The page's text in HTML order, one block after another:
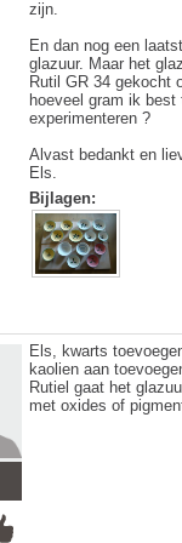
zijn.
En dan nog een
glazuur. Maar het
Rutil GR 34 gekocht
hoeveel gram ik
experimenteren ?
Alvast bedankt en
Els.
Bijlagen:
Els, kwarts
kaolien aan
Rutiel gaat het
met oxides of